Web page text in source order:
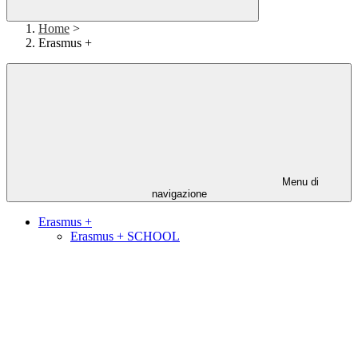
Home >
Erasmus +
Menu di
navigazione
Erasmus +
Erasmus + SCHOOL